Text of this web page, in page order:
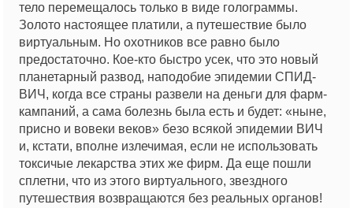
тело перемещалось только в виде голограммы.
Золото настоящее платили, а путешествие было
виртуальным. Но охотников все равно было
предостаточно. Кое-кто быстро усек, что это новый
планетарный развод, наподобие эпидемии СПИД-
ВИЧ, когда все страны развели на деньги для фарм-
кампаний, а сама болезнь была есть и будет: «ныне,
присно и вовеки веков» безо всякой эпидемии ВИЧ
и, кстати, вполне излечимая, если не использовать
токсичые лекарства этих же фирм. Да еще пошли
сплетни, что из этого виртуального, звездного
путешествия возвращаются без реальных органов!